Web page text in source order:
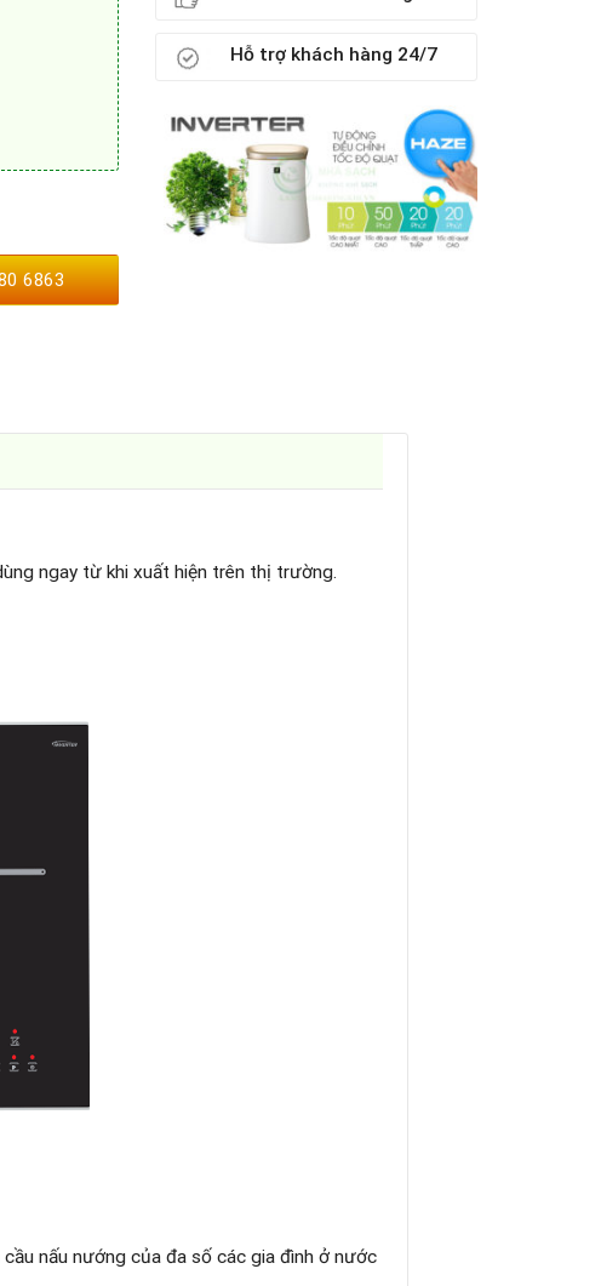
6863
Hỗ trợ khách hàng 24/7
ngay từ khi xuất hiện trên thị trường.
nấu nướng của đa số các gia đình ở nước